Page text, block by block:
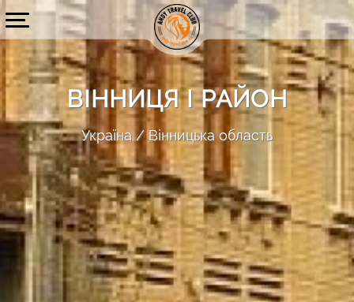
ВІННИЦЯ І РАЙОН
Україна Вінницька область